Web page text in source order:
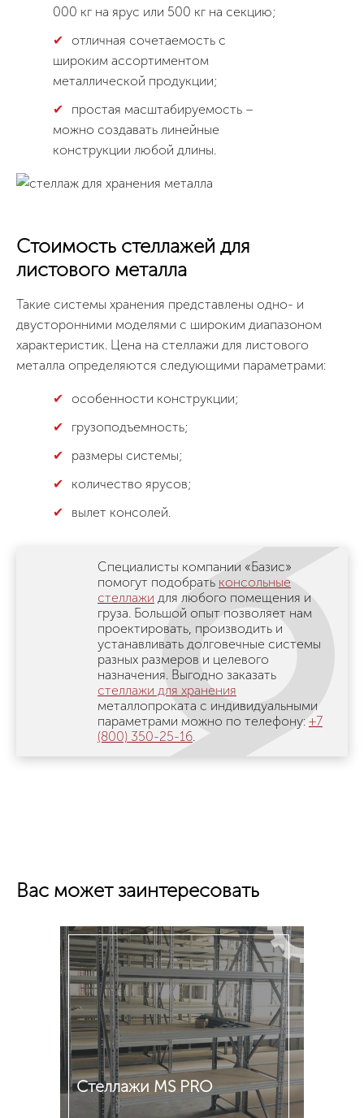
000 кг на ярус или 500 кг на секцию;
отличная сочетаемость с
широким ассортиментом
металлической продукции;
простая масштабируемость –
можно создавать линейные
конструкции любой длины.
Стоимость стеллажей для
листового металла
Такие системы хранения представлены одно- и
двусторонними моделями с широким диапазоном
характеристик. Цена на стеллажи для листового
металла определяются следующими параметрами:
особенности конструкции;
грузоподъемность;
размеры системы;
количество ярусов;
вылет консолей.
Специалисты компании «Базис»
помогут подобрать консольные
стеллажи для любого помещения и
груза. Большой опыт позволяет нам
проектировать, производить и
устанавливать долговечные системы
разных размеров и целевого
назначения. Выгодно заказать
стеллажи для хранения
металлопроката с индивидуальными
параметрами можно по телефону: +7
(800) 350-25-16.
Вас может заинтересовать
Стеллажи MS PRO